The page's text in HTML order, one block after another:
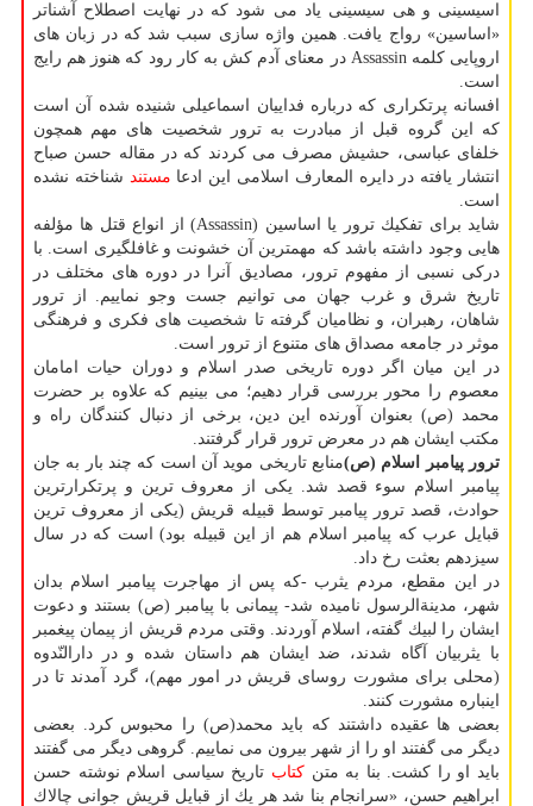
اسیسینی و هی سیسینی یاد می شود كه در نهایت اصطلاح آشناتر
«اساسین» رواج یافت. همین واژه سازی سبب شد كه در زبان های
اروپایی كلمه Assassin در معنای آدم كش به كار رود كه هنوز هم رایج
است.
افسانه پرتكراری كه درباره فداییان اسماعیلی شنیده شده آن است
كه این گروه قبل از مبادرت به ترور شخصیت های مهم همچون
خلفای عباسی، حشیش مصرف می كردند كه در مقاله حسن صباح
انتشار یافته در دایره المعارف اسلامی این ادعا مستند شناخته نشده
است.
شاید برای تفكیك ترور یا اساسین (Assassin) از انواع قتل ها مؤلفه
هایی وجود داشته باشد كه مهمترین آن خشونت و غافلگیری است. با
دركی نسبی از مفهوم ترور، مصادیق آنرا در دوره های مختلف در
تاریخ شرق و غرب جهان می توانیم جست وجو نماییم. از ترور
شاهان، رهبران، و نظامیان گرفته تا شخصیت های فكری و فرهنگی
موثر در جامعه مصداق های متنوع از ترور است.
در این میان اگر دوره تاریخی صدر اسلام و دوران حیات امامان
معصوم را محور بررسی قرار دهیم؛ می بینیم كه علاوه بر حضرت
محمد (ص) بعنوان آورنده این دین، برخی از دنبال كنندگان راه و
مكتب ایشان هم در معرض ترور قرار گرفتند.
ترور پیامبر اسلام (ص)منابع تاریخی موید آن است كه چند بار به جان
پیامبر اسلام سوء قصد شد. یكی از معروف ترین و پرتكرارترین
حوادث، قصد ترور پیامبر توسط قبیله قریش (یكی از معروف ترین
قبایل عرب كه پیامبر اسلام هم از این قبیله بود) است كه در سال
سیزدهم بعثت رخ داد.
در این مقطع، مردم یثرب -كه پس از مهاجرت پیامبر اسلام بدان
شهر، مدینةالرسول نامیده شد- پیمانی با پیامبر (ص) بستند و دعوت
ایشان را لبیك گفته، اسلام آوردند. وقتی مردم قریش از پیمان پیغمبر
با یثربیان آگاه شدند، ضد ایشان هم داستان شده و در دارالنّدوه
(محلی برای مشورت روسای قریش در امور مهم)، گرد آمدند تا در
اینباره مشورت كنند.
بعضی ها عقیده داشتند كه باید محمد(ص) را محبوس كرد. بعضی
دیگر می گفتند او را از شهر بیرون می نماییم. گروهی دیگر می گفتند
باید او را كشت. بنا به متنكتاب تاریخ سیاسی اسلام نوشته حسن
ابراهیم حسن، «سرانجام بنا شد هر یك از قبایل قریش جوانی چالاك